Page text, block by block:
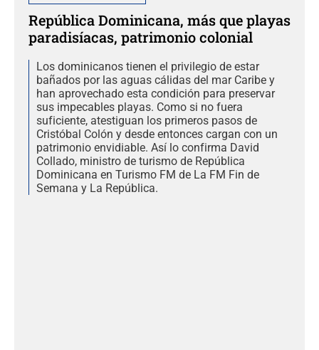
República Dominicana, más que playas
paradisíacas, patrimonio colonial
Los dominicanos tienen el privilegio de estar
bañados por las aguas cálidas del mar Caribe y
han aprovechado esta condición para preservar
sus impecables playas. Como si no fuera
suficiente, atestiguan los primeros pasos de
Cristóbal Colón y desde entonces cargan con un
patrimonio envidiable. Así lo confirma David
Collado, ministro de turismo de República
Dominicana en Turismo FM de La FM Fin de
Semana y La República.